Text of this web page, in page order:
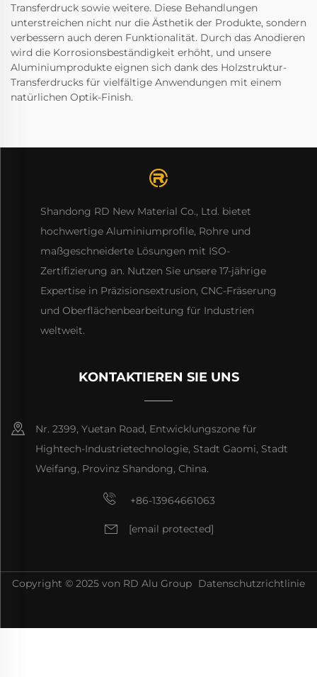
Transferdruck sowie weitere. Diese Behandlungen
unterstreichen nicht nur die Ästhetik der Produkte, sondern
verbessern auch deren Funktionalität. Durch das Anodieren
wird die Korrosionsbeständigkeit erhöht, und unsere
Aluminiumprodukte eignen sich dank des Holzstruktur-
Transferdrucks für vielfältige Anwendungen mit einem
natürlichen Optik-Finish.
Shandong RD New Material Co., Ltd. bietet
hochwertige Aluminiumprofile, Rohre und
maßgeschneiderte Lösungen mit ISO-
Zertifizierung an. Nutzen Sie unsere 17-jährige
Expertise in Präzisionsextrusion, CNC-Fräserung
und Oberflächenbearbeitung für Industrien
weltweit.
KONTAKTIEREN SIE UNS
Nr. 2399, Yuetan Road, Entwicklungszone für
Hightech-Industrietechnologie, Stadt Gaomi, Stadt
Weifang, Provinz Shandong, China.
+86-13964661063
[email protected]
Copyright © 2025 von RD Alu Group Datenschutzrichtlinie